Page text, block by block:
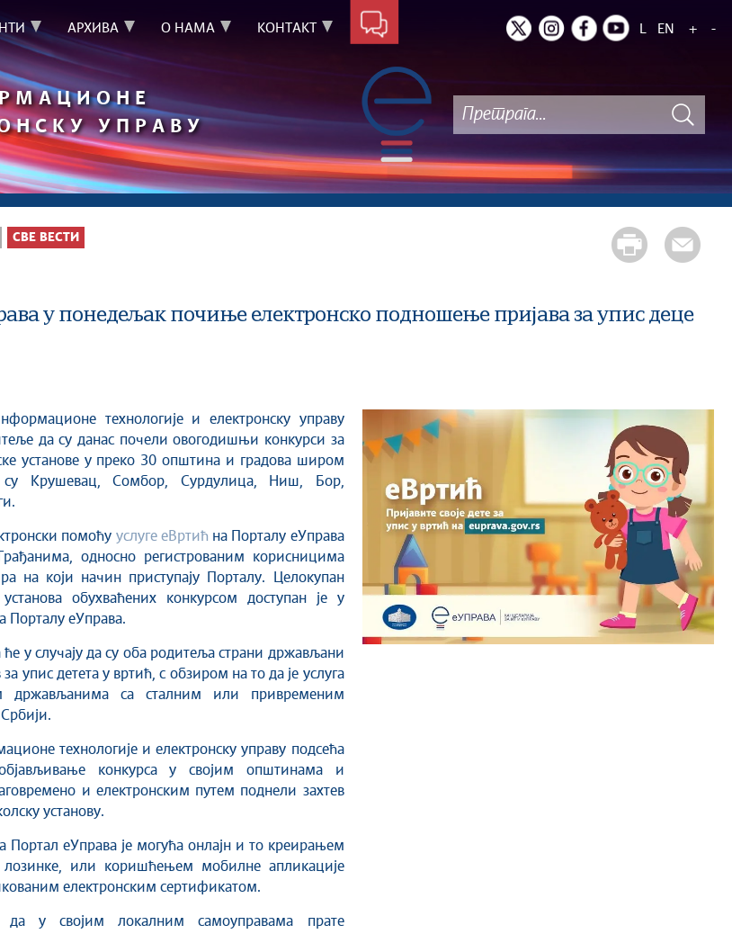
АРХИВА О НАМА КОНТАКТ L EN + -
УПРАВУ
СВЕ ВЕСТИ
у понедељак почиње електронско подношење пријава за упис деце
да су данас почели овогодишњи конкурси за
установе у преко 30 општина и градова широм
су Крушевац, Сомбор, Сурдулица, Ниш, Бор,
помоћу услуге еВртић на Порталу еУправа
односно регистрованим корисницима
на који начин приступају Порталу. Целокупан
обухваћених конкурсом доступан је у
Порталу еУправа.
у случају да су оба родитеља страни држављани
упис детета у вртић, с обзиром на то да је услуга
држављанима са сталним или привременим
технологије и електронску управу подсећа
конкурса у својим општинама и
и електронским путем поднели захтев
установу.
Портал еУправа је могућа онлајн и то креирањем
или коришћењем мобилне апликације
електронским сертификатом.
да у својим локалним самоуправама прате